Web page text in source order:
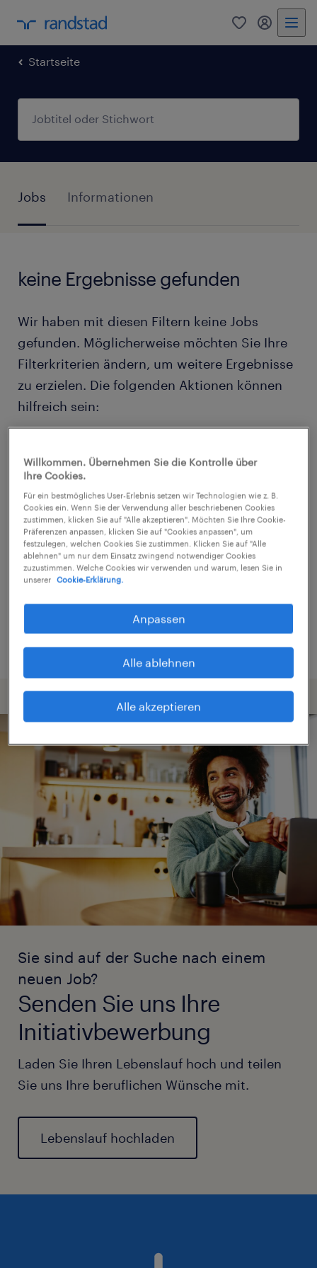
0 Mein
Startseite
Jobs Informationen
keine Ergebnisse gefunden
Wir haben mit diesen Filtern keine Jobs
gefunden. Möglicherweise möchten Sie Ihre
Filterkriterien ändern, um weitere Ergebnisse
zu erzielen. Die folgenden Aktionen können
hilfreich sein:
von Ihnen angewendeten Filter.
Haben Sie an einem bestimmten Ort
nach Jobs gesucht? Erwägen Sie, den
Bereich um den Standort herum zu
erweitern.
das Stichwort und prüfen Sie, ob sie
richtig geschrieben wurden.
Sie sind auf der Suche nach einem
neuen Job?
Senden Sie uns Ihre
Initiativbewerbung
Laden Sie Ihren Lebenslauf hoch und teilen
Sie uns Ihre beruflichen Wünsche mit.
Lebenslauf hochladen
Willkommen. Übernehmen Sie die Kontrolle über
Ihre Cookies.
Für ein bestmögliches User-Erlebnis setzen wir Technologien wie z. B.
Cookies ein. Wenn Sie der Verwendung aller beschriebenen Cookies
zustimmen, klicken Sie auf "Alle akzeptieren". Möchten Sie Ihre Cookie-
Präferenzen anpassen, klicken Sie auf "Cookies anpassen", um
festzulegen, welchen Cookies Sie zustimmen. Klicken Sie auf "Alle
ablehnen" um nur dem Einsatz zwingend notwendiger Cookies
zuzustimmen. Welche Cookies wir verwenden und warum, lesen Sie in
unserer
Cookie-Erklärung.
Anpassen
Alle ablehnen
Alle akzeptieren